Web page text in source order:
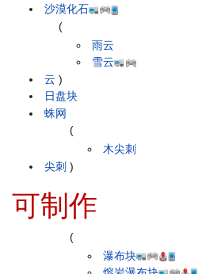
沙漠化石
云
(
雨云
雪云
)
日盘块
蛛网
尖刺
(
木尖刺
)
可制作
(
瀑布块